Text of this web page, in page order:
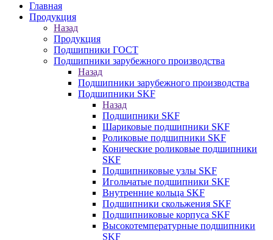
Главная
Продукция
Назад
Продукция
Подшипники ГОСТ
Подшипники зарубежного производства
Назад
Подшипники зарубежного производства
Подшипники SKF
Назад
Подшипники SKF
Шариковые подшипники SKF
Роликовые подшипники SKF
Конические роликовые подшипники
SKF
Подшипниковые узлы SKF
Игольчатые подшипники SKF
Внутренние кольца SKF
Подшипники скольжения SKF
Подшипниковые корпуса SKF
Высокотемпературные подшипники
SKF